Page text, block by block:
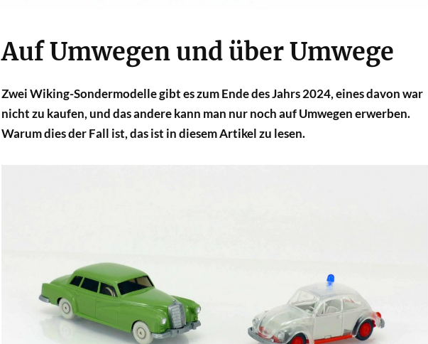
Auf Umwegen und über Umwege
Zwei Wiking-Sondermodelle gibt es zum Ende des Jahrs 2024, eines davon war
nicht zu kaufen, und das andere kann man nur noch auf Umwegen erwerben.
Warum dies der Fall ist, das ist in diesem Artikel zu lesen.